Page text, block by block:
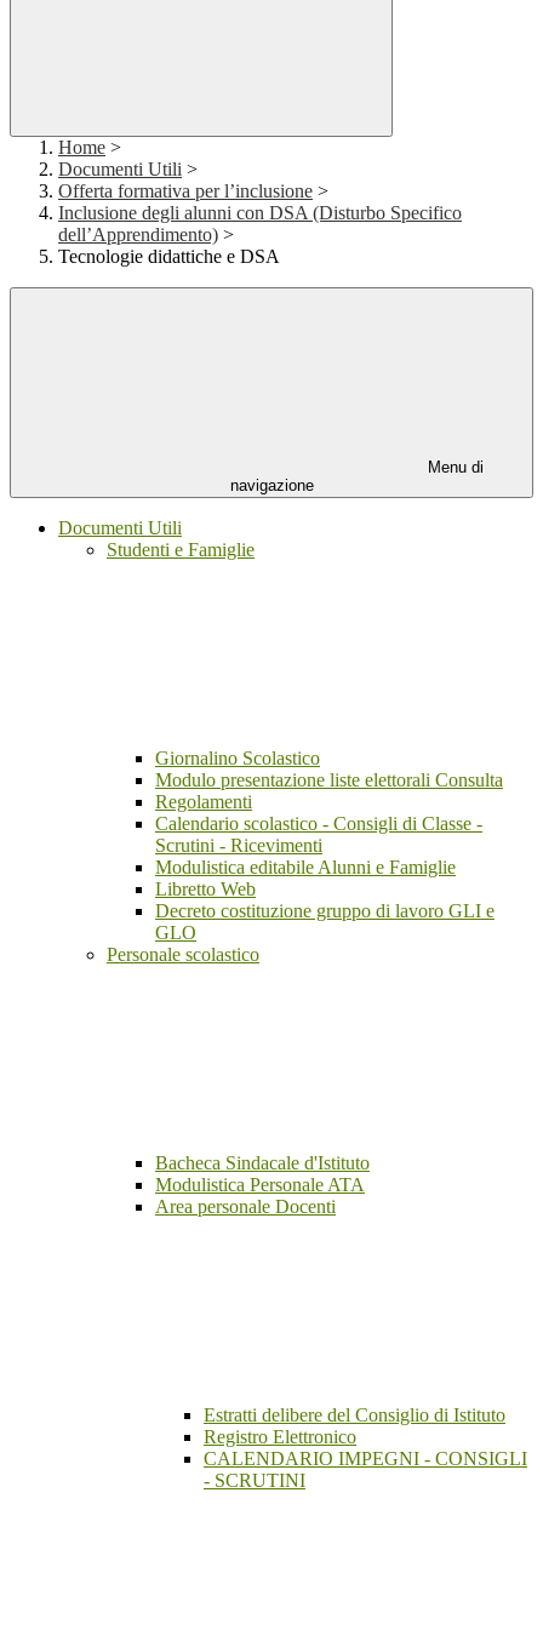
Home >
Documenti Utili >
Offerta formativa per l’inclusione >
Inclusione degli alunni con DSA (Disturbo Specifico
dell’Apprendimento) >
Tecnologie didattiche e DSA
Menu di
navigazione
Documenti Utili
Studenti e Famiglie
Giornalino Scolastico
Modulo presentazione liste elettorali Consulta
Regolamenti
Calendario scolastico - Consigli di Classe -
Scrutini - Ricevimenti
Modulistica editabile Alunni e Famiglie
Libretto Web
Decreto costituzione gruppo di lavoro GLI e
GLO
Personale scolastico
Bacheca Sindacale d'Istituto
Modulistica Personale ATA
Area personale Docenti
Estratti delibere del Consiglio di Istituto
Registro Elettronico
CALENDARIO IMPEGNI - CONSIGLI
- SCRUTINI